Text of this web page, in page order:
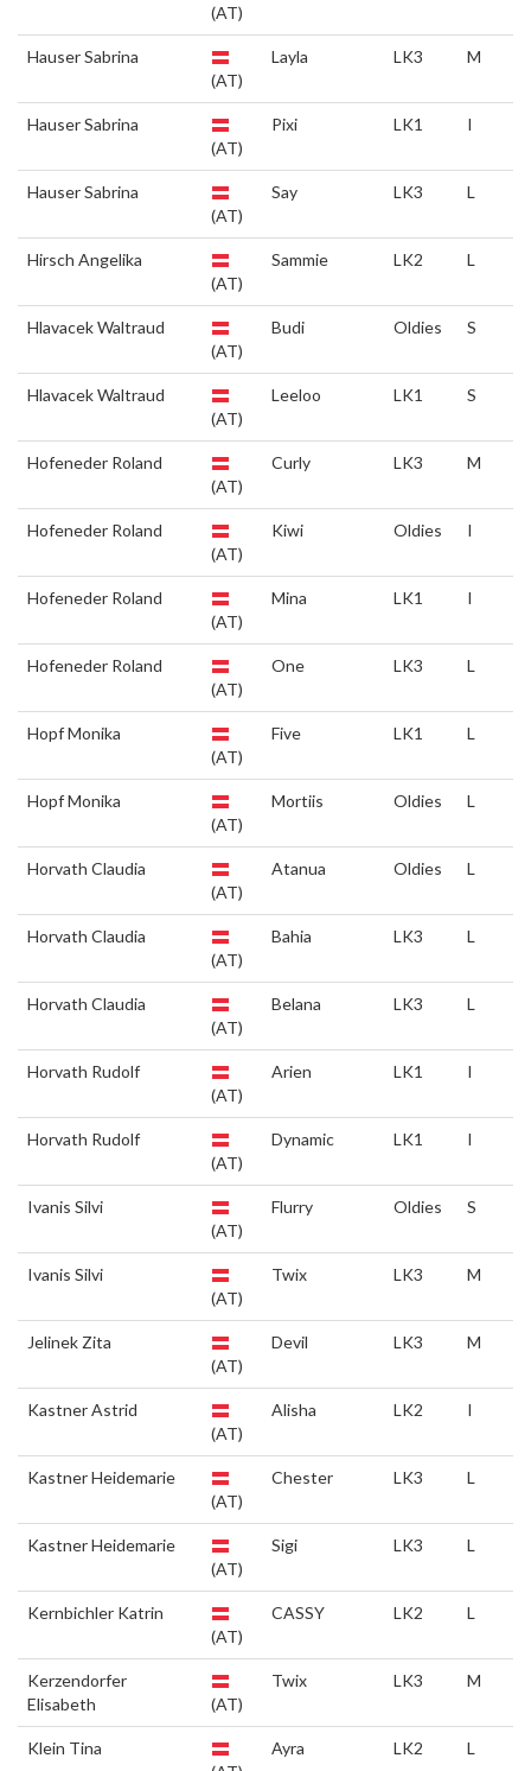
(AT)
Hauser Sabrina
(AT)
Layla LK3 M
Hauser Sabrina
(AT)
Pixi LK1 I
Hauser Sabrina
(AT)
Say LK3 L
Hirsch Angelika
(AT)
Sammie LK2 L
Hlavacek Waltraud
(AT)
Budi Oldies S
Hlavacek Waltraud
(AT)
Leeloo LK1 S
Hofeneder Roland
(AT)
Curly LK3 M
Hofeneder Roland
(AT)
Kiwi Oldies I
Hofeneder Roland
(AT)
Mina LK1 I
Hofeneder Roland
(AT)
One LK3 L
Hopf Monika
(AT)
Five LK1 L
Hopf Monika
(AT)
Mortiis Oldies L
Horvath Claudia
(AT)
Atanua Oldies L
Horvath Claudia
(AT)
Bahia LK3 L
Horvath Claudia
(AT)
Belana LK3 L
Horvath Rudolf
(AT)
Arien LK1 I
Horvath Rudolf
(AT)
Dynamic LK1 I
Ivanis Silvi
(AT)
Flurry Oldies S
Ivanis Silvi
(AT)
Twix LK3 M
Jelinek Zita
(AT)
Devil LK3 M
Kastner Astrid
(AT)
Alisha LK2 I
Kastner Heidemarie
(AT)
Chester LK3 L
Kastner Heidemarie
(AT)
Sigi LK3 L
Kernbichler Katrin
(AT)
CASSY LK2 L
Kerzendorfer
Elisabeth
(AT)
Twix LK3 M
Klein Tina
Ayra LK2 L